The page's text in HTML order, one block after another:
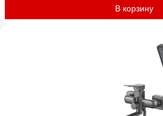
В корзину